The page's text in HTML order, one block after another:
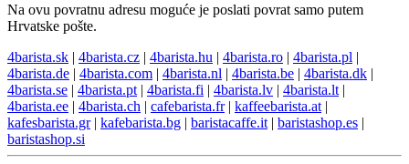
Na ovu povratnu adresu moguće je poslati povrat samo putem
Hrvatske pošte.
4barista.sk | 4barista.cz | 4barista.hu | 4barista.ro | 4barista.pl |
4barista.de | 4barista.com | 4barista.nl | 4barista.be | 4barista.dk |
4barista.se | 4barista.pt | 4barista.fi | 4barista.lv | 4barista.lt |
4barista.ee | 4barista.ch | cafebarista.fr| kaffeebarista.at |
kafesbarista.gr| kafebarista.bg | baristacaffe.it | baristashop.es |
baristashop.si